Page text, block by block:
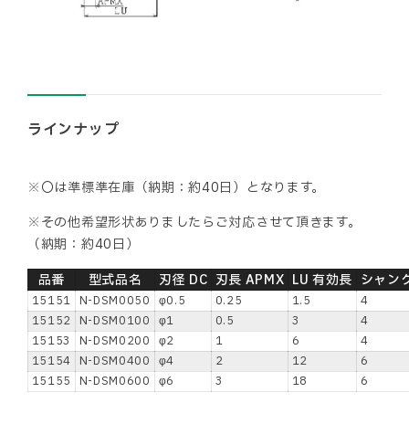
ラインナップ
※〇は準標準在庫（納期：約40日）となります。
※その他希望形状ありましたらご対応させて頂きます。
（納期：約40日）
品番
型式品名 刃径 DC 刃長 APMX LU 有効長 シャン
15151 N-DSM0050 φ0.5 0.25 1.5
4
15152
N-DSM0100 φ1 0.5 3
4
15153
N-DSM0200 φ2 1 6
4
15154
N-DSM0400 φ4 2 12
6
15155
N-DSM0600 φ6 3 18 6